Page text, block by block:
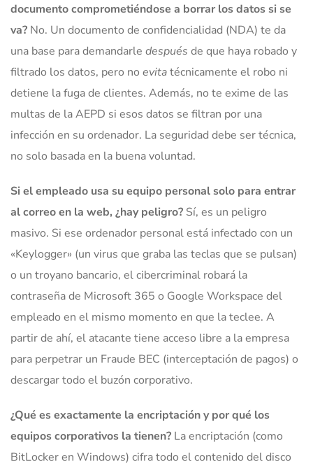
documento comprometiéndose a borrar los datos si se
va? No. Un documento de confidencialidad (NDA) te da
una base para demandarle después de que haya robado y
filtrado los datos, pero no evitatécnicamente el robo ni
detiene la fuga de clientes. Además, no te exime de las
multas de la AEPD si esos datos se filtran por una
infección en su ordenador. La seguridad debe ser técnica,
no solo basada en la buena voluntad.
Si el empleado usa su equipo personal solo para entrar
al correo en la web, ¿hay peligro? Sí, es un peligro
masivo. Si ese ordenador personal está infectado con un
«Keylogger» (un virus que graba las teclas que se pulsan)
o un troyano bancario, el cibercriminal robará la
contraseña de Microsoft 365 o Google Workspace del
empleado en el mismo momento en que la teclee. A
partir de ahí, el atacante tiene acceso libre a la empresa
para perpetrar un Fraude BEC (interceptación de pagos) o
descargar todo el buzón corporativo.
¿Qué es exactamente la encriptación y por qué los
equipos corporativos la tienen? La encriptación (como
BitLocker en Windows) cifra todo el contenido del disco